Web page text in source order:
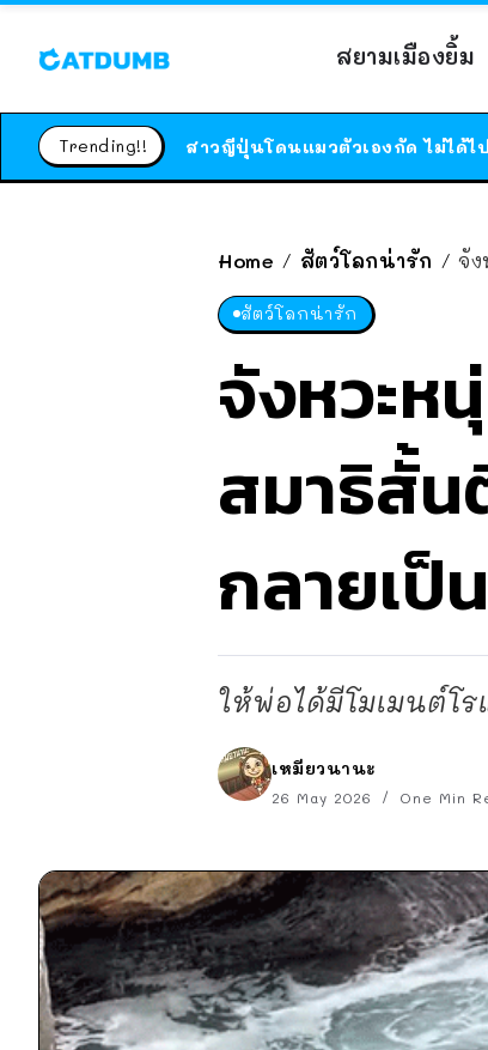
สยามเมืองยิ้ม
Trending!!
Home / สัตว์โลกน่ารัก / จัง
สัตว์โลกน่ารัก
จังหวะห
สมาธิสั้น
กลายเป็
ให้พ่อได้มีโมเมนต์โ
เหมียวนานะ
26 May 2026 One Min